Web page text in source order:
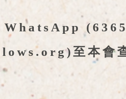
WhatsApp
)至本會